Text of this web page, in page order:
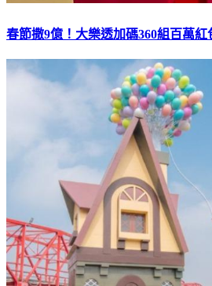
春節撒9億！大樂透加碼360組百萬